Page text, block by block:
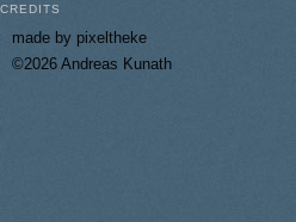
CREDITS
made by pixeltheke
©2026 Andreas Kunath